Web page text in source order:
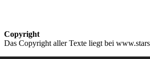
Copyright
Das Copyright aller Texte liegt bei